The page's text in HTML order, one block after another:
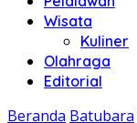
Wisata
Kuliner
Olahraga
Editorial
Beranda Batubara